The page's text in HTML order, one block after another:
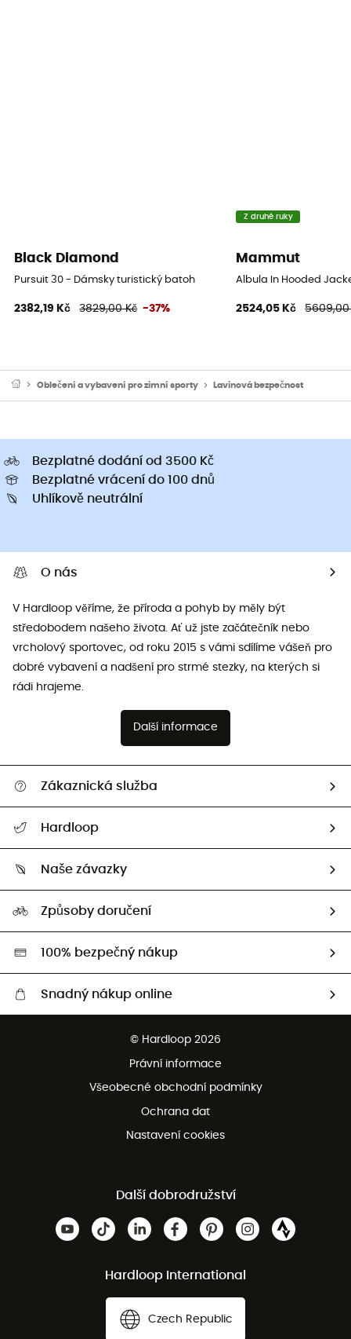
Black Diamond
Pursuit 30 - Dámsky turistický batoh
2382,19 Kč 3829,00 Kč -37%
Z druhé ruky
Mammut
Albula In Hooded
2524,05 Kč 5609,00
Oblečení a vybavení pro zimní sporty Lavinová bezpečnost
Bezplatné dodání od 3500 Kč
Bezplatné vrácení do 100 dnů
Uhlíkově neutrální
O nás
V Hardloop věříme, že příroda a pohyb by měly být
středobodem našeho života. Ať už jste začátečník nebo
vrcholový sportovec, od roku 2015 s vámi sdílíme vášeň pro
dobré vybavení a nadšení pro strmé stezky, na kterých si
rádi hrajeme.
Další informace
Zákaznická služba
Vrácení zboží a peněz
Hardloop
Naši Ambasadoři
Naše závazky
Second hand
HardGreen
Způsoby doručení
100% bezpečný nákup
Snadný nákup online
Bezplatné vrácení do 100 dnů
Bezplatná zákaznická služba
© Hardloop 2026
Právní informace
Všeobecné obchodní podmínky
Ochrana dat
Nastavení cookies
Další dobrodružství
Hardloop International
Czech Republic